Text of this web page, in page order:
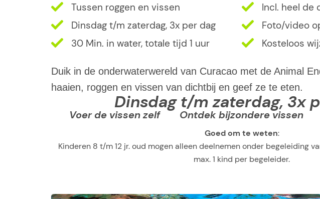
Tussen roggen en vissen
Dinsdag t/m zaterdag, 3x per dag
30 Min. in water, totale tijd 1 uur
Incl. heel de
Foto/video
Kosteloos
Duik in de onderwaterwereld van Curacao met de Animal
haaien, roggen en vissen van dichtbij en geef ze te eten.
Dinsdag t/m zaterdag, 3x
Voer de vissen zelf Ontdek bijzondere vissen
Goed om te weten:
Kinderen 8 t/m 12 jr. oud mogen alleen deelnemen onder begeleiding
max. 1 kind per begeleider.